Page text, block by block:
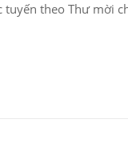
theo Thư mời